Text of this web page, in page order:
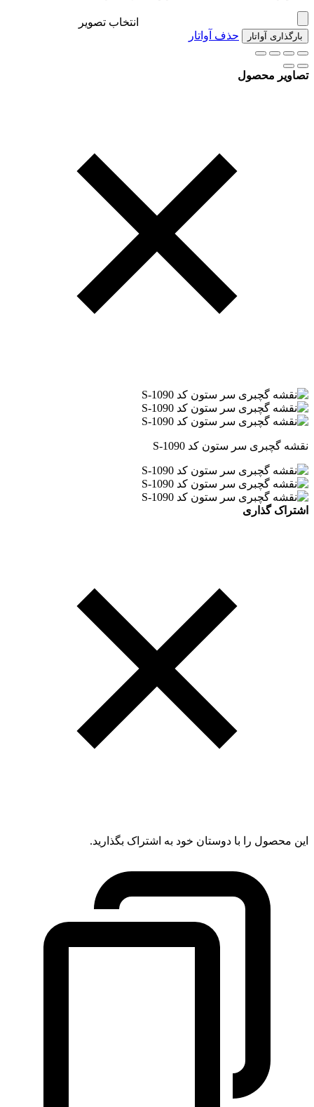
انتخاب تصویر
بارگذاری آواتار حذف آواتار
تصاویر محصول
نقشه گچبری سر ستون کد S-1090
اشتراک گذاری
این محصول را با دوستان خود به اشتراک بگذارید.